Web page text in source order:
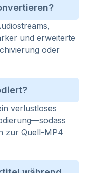
und erweiterte
oder
verlustloses
zur Quell-MP4